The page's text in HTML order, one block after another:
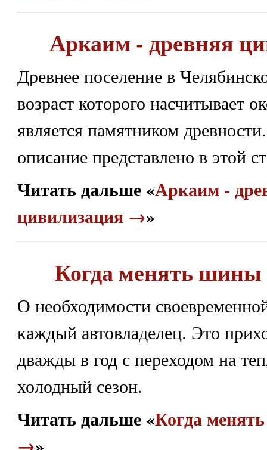
Аркаим - древняя
Древнее поселение в
возраст которого насчитывает
является памятником
описание представлено в этой
Читать дальше «Аркаим -
цивилизация →»
Когда менять шины
О необходимости
каждый автовладелец. Это
дважды в год с переходом на
холодный сезон.
Читать дальше «Когда